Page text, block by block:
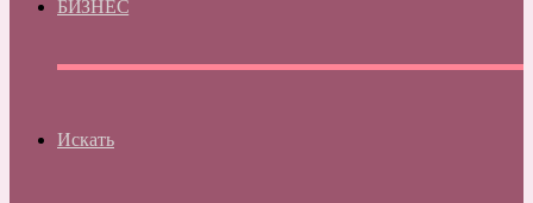
БИЗНЕС
Искать